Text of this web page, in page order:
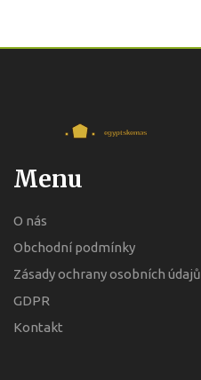
Menu
O nás
Obchodní podmínky
Zásady ochrany osobních údajů
GDPR
Kontakt